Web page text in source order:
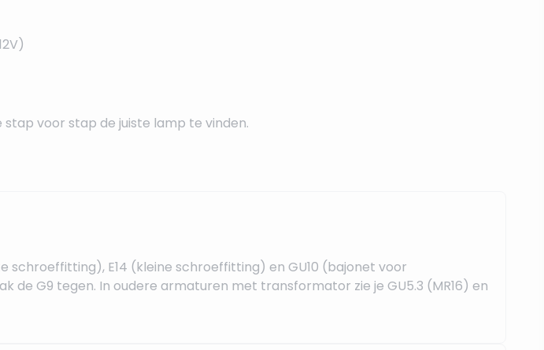
stap voor stap de juiste lamp te vinden.
schroeffitting), E14 (kleine schroeffitting) en GU10 (bajonet voor
G9 tegen. In oudere armaturen met transformator zie je GU5.3 (MR16) en